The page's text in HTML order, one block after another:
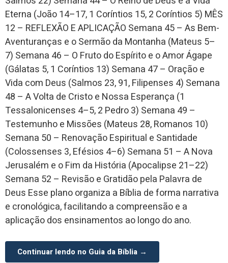
Eterna (João 14–17, 1 Coríntios 15, 2 Coríntios 5) MÊS
12 – REFLEXÃO E APLICAÇÃO Semana 45 – As Bem-
Aventuranças e o Sermão da Montanha (Mateus 5–
7) Semana 46 – O Fruto do Espírito e o Amor Ágape
(Gálatas 5, 1 Coríntios 13) Semana 47 – Oração e
Vida com Deus (Salmos 23, 91, Filipenses 4) Semana
48 – A Volta de Cristo e Nossa Esperança (1
Tessalonicenses 4–5, 2 Pedro 3) Semana 49 –
Testemunho e Missões (Mateus 28, Romanos 10)
Semana 50 – Renovação Espiritual e Santidade
(Colossenses 3, Efésios 4–6) Semana 51 – A Nova
Jerusalém e o Fim da História (Apocalipse 21–22)
Semana 52 – Revisão e Gratidão pela Palavra de
Deus Esse plano organiza a Bíblia de forma narrativa
e cronológica, facilitando a compreensão e a
aplicação dos ensinamentos ao longo do ano.
Continuar lendo no Guia da Bíblia →